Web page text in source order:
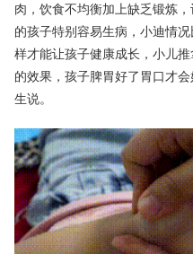
肉，饮食不均衡加上缺乏锻炼
的孩子特别容易生病，小迪情
样才能让孩子健康成长，小儿
的效果，孩子脾胃好了胃口才
生说。